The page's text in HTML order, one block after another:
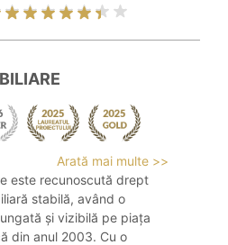
Arată mai multe >>
este recunoscută drept
stabilă, având o
și vizibilă pe piața
din anul 2003. Cu o